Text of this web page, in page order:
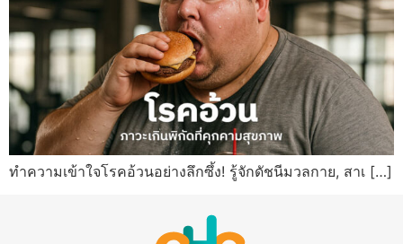
ทำความเข้าใจโรคอ้วนอย่างลึกซึ้ง! รู้จักดัชนีมวลกาย, สาเ […]